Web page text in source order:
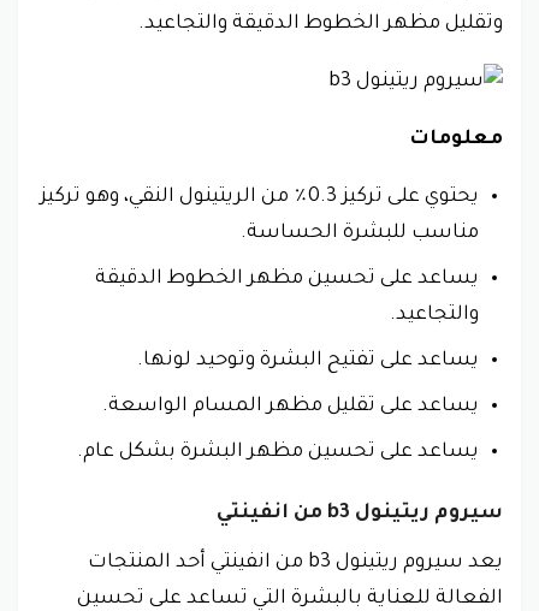
وتقليل مظهر الخطوط الدقيقة والتجاعيد.
معلومات
يحتوي على تركيز 0.3٪ من الريتينول النقي، وهو تركيز
مناسب للبشرة الحساسة.
يساعد على تحسين مظهر الخطوط الدقيقة
والتجاعيد.
يساعد على تفتيح البشرة وتوحيد لونها.
يساعد على تقليل مظهر المسام الواسعة.
يساعد على تحسين مظهر البشرة بشكل عام.
سيروم ريتينول b3 من انفينتي
يعد سيروم ريتينول b3 من انفينتي أحد المنتجات
الفعالة للعناية بالبشرة التي تساعد على تحسين